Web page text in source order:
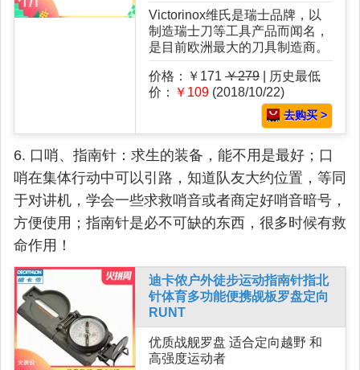
Victorinox维氏是瑞士品牌，以
制造瑞士刀等工具产品而闻名，
是目前欧洲最大的刀具制造商。
价格：￥171 ￥279 | 历史最低
价：
￥109 (2018/10/22)
去购买 >
6. 口哨、指南针：求生的装备，能不用是最好；口
哨在集体行动中可以引路，知道队友大约位置，等同
于对讲机，学会一些求救哨音或者商定好哨音暗号，
方便使用；指南针是必不可缺的东西，很多时候有救
命作用！
迪卡侬户外徒步运动指南针指北
针体育多功能便携觇板罗盘定向
RUNT
优质战舰罗盘 适合定向越野 和
高强度运动者